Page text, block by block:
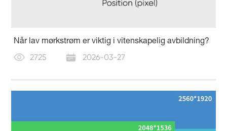
Når lav mørkstrøm er viktig i vitenskapelig avbildning?
2725 2026-03-27